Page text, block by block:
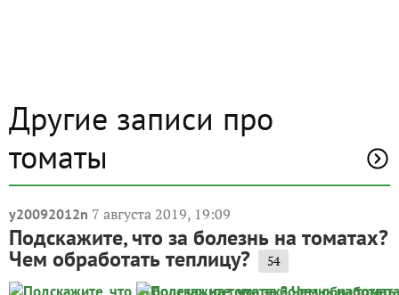
Другие записи про
томаты
y20092012n 7 августа 2019, 19:09
Подскажите, что за болезнь на томатах?
Чем обработать теплицу? 54